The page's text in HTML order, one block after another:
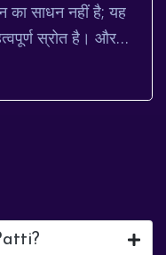
का साधन नहीं है; यह
स्रोत है। और